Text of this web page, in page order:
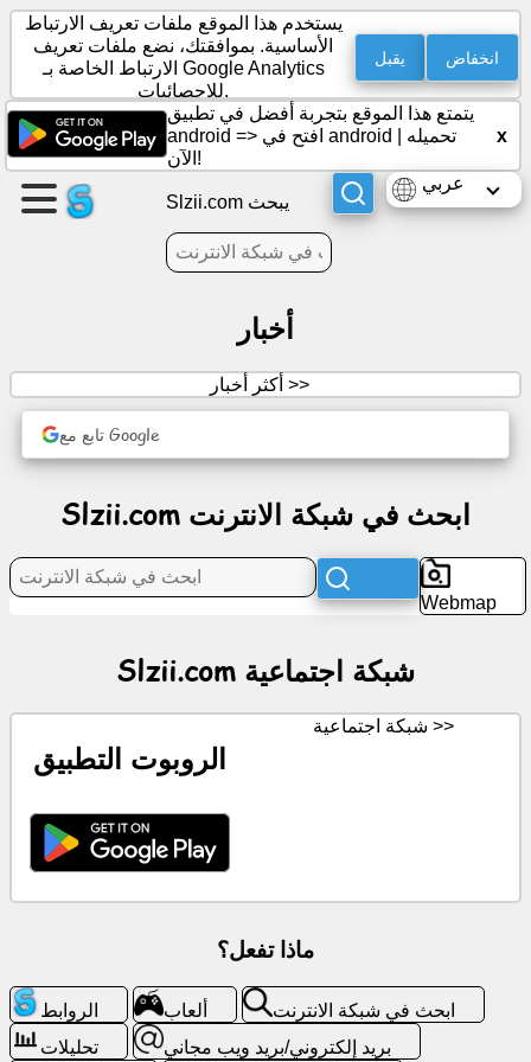
إنشاء
صفحة
إنشاء
مجموعة
ترفيه
أخبار
جهات
ابحث
في
شبكة
يستخدم هذا الموقع ملفات تعريف الارتباط
الأساسية. بموافقتك، نضع ملفات تعريف
الارتباط الخاصة بـ Google Analytics
للإحصائيات.
يقبل انخفاض
يتمتع هذا الموقع بتجربة أفضل في تطبيق
android =>
افتح في android
تحميله
الآن!
x
عربي
Slzii.com يبحث
أخبار
أكثر أخبار >>
تابع مع Google
Slzii.com ابحث في شبكة الانترنت
Webmap
Slzii.com شبكة اجتماعية
الروبوت التطبيق
شبكة اجتماعية >>
ماذا تفعل؟
الروابط ألعاب
ابحث في شبكة الانترنت
تحليلات
بريد إلكتروني/بريد ويب مجاني